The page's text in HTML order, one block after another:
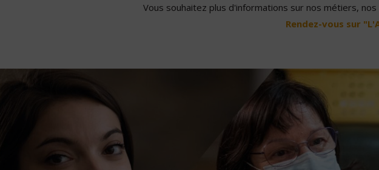
Vous souhaitez plus d'informations sur nos métiers,
Rendez-vous sur